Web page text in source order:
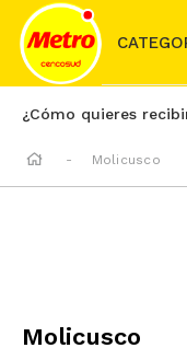
¿Cómo quieres
Molicusco
Molicusco